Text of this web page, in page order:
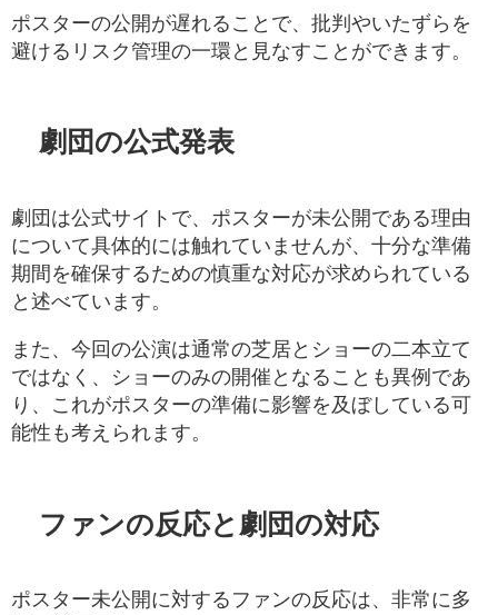
ポスターの公開が遅れることで、批判やいたずらを
避けるリスク管理の一環と見なすことができます。
劇団の公式発表
劇団は公式サイトで、ポスターが未公開である理由
について具体的には触れていませんが、十分な準備
期間を確保するための慎重な対応が求められている
と述べています。
また、今回の公演は通常の芝居とショーの二本立て
ではなく、ショーのみの開催となることも異例であ
り、これがポスターの準備に影響を及ぼしている可
能性も考えられます。
ファンの反応と劇団の対応
ポスター未公開に対するファンの反応は、非常に多